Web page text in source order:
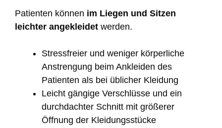
Patienten können im Liegen und Sitzen
leichter angekleidet werden.
Stressfreier und weniger körperliche
Anstrengung beim Ankleiden des
Patienten als bei üblicher Kleidung
Leicht gängige Verschlüsse und ein
durchdachter Schnitt mit größerer
Öffnung der Kleidungsstücke